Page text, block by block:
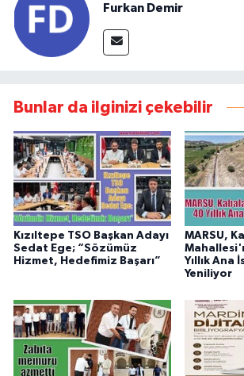
Furkan Demir
Bunlar da ilginizi çekebilir
Kızıltepe TSO Başkan Adayı
Sedat Ege; “Sözümüz
Hizmet, Hedefimiz Başarı”
MARSU,
Yıllık Ana
Yeniliyor